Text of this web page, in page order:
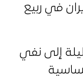
في ربيع
إلى نفي